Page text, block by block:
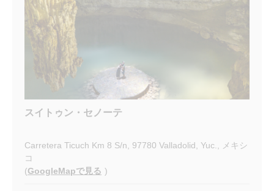
スイトゥン・セノーテ
Carretera Ticuch Km 8 S/n, 97780 Valladolid, Yuc., メキシ
コ
(GoogleMapで見る )